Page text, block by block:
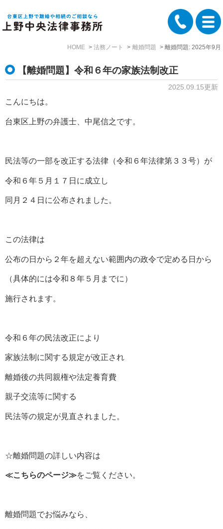
HOME 法務ノート 離婚問題 離婚問題: 2025年9月
【離婚問題】令和６年の家族法制改正
2025.09.15更新
こんにちは。
台東区上野の弁護士、中尾信之です。
民法等の一部を改正する法律（令和６年法律第３３号）が
令和６年５月１７日に成立し
同月２４日に公布されました。
この法律は
公布の日から２年を超えない範囲内の政令で定める日から
（具体的には令和８年５月までに）
施行されます。
令和６年の民法改正により
家族法制に関する規定が改正され
離婚後の共同親権や法定養育費
親子交流等に関する
民法等の規定が見直されました。
☆離婚問題の詳しい内容は
≪こちらのページ≫をご覧ください。
離婚問題でお悩みなら、